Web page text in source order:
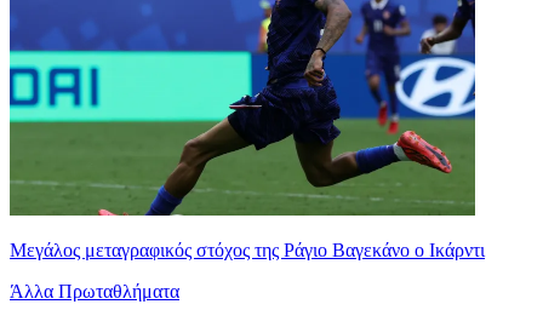
Μεγάλος μεταγραφικός στόχος της Ράγιο Βαγεκάνο ο Ικάρντι
Άλλα Πρωταθλήματα